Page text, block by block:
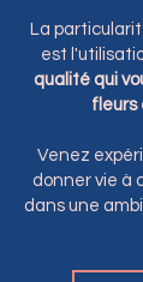
La
est
qualité qui
fleurs
Venez
donner vie à
dans une